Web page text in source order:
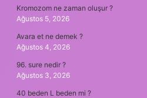
Kromozom ne zaman oluşur ?
Ağustos 5, 2026
Avara et ne demek ?
Ağustos 4, 2026
96. sure nedir ?
Ağustos 3, 2026
40 beden L beden mi ?